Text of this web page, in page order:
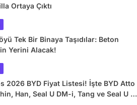
Ortaya Çıktı
Tek Bir Binaya Taşıdılar: Beton
Yerini Alacak!
2026 BYD Fiyat Listesi! İşte BYD Atto
Han, Seal U DM-i, Tang ve Seal U EV